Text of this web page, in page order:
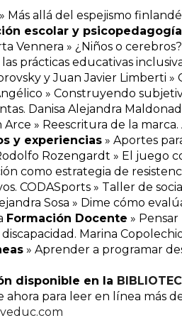
» Más allá del espejismo
escolar y psicopedagogía
Vennera » ¿Niños o
prácticas educativas
y Juan Javier Limberti »
» Construyendo
Danisa Alejandra
Arce » Reescritura de la
y experiencias » Aportes
Rozengardt » El juego
como estrategia de
CODASports » Taller de
Sosa » Dime cómo
Formación Docente »
Marina
» Aprender a programar
disponible en la
ahora para leer en línea más